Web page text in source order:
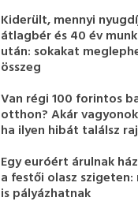
Kiderült, mennyi
átlagbér és 40 év
után: sokakat
összeg
Van régi 100 forintos
otthon? Akár
ha ilyen hibát találsz
Egy euróért árulnak
a festői olasz
is pályázhatnak